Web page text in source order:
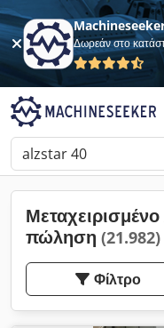
Δωρεάν στο
πώληση (21.982)
Φίλτρο